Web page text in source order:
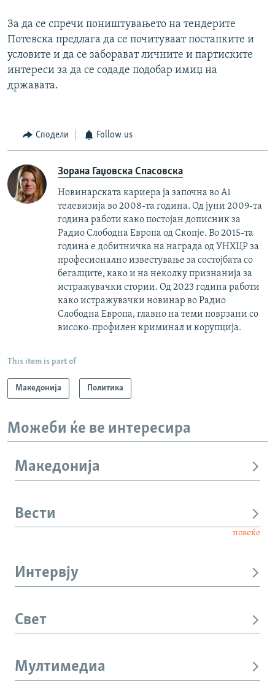
За да се спречи поништувањето на тендерите
Потевска предлага да се почитуваат постапките и
условите и да се заборават личните и партиските
интереси за да се содаде подобар имиџ на
државата.
Сподели Follow us
Зорана Гаџовска Спасовска
Новинарската кариера ја започна во А1
телевизија во 2008-та година. Од јуни 2009-та
година работи како постојан дописник за
Радио Слободна Европа од Скопје. Во 2015-та
година е добитничка на награда од УНХЦР за
професионално известување за состојбата со
бегалците, како и на неколку признанија за
истражувачки стории. Од 2023 година работи
како истражувачки новинар во Радио
Слободна Европа, главно на теми поврзани со
високо-профилен криминал и корупција.
This item is part of
Македонија Политика
Можеби ќе ве интересира
Македонија
Вести
повеќе
Интервју
Свет
Мултимедиа